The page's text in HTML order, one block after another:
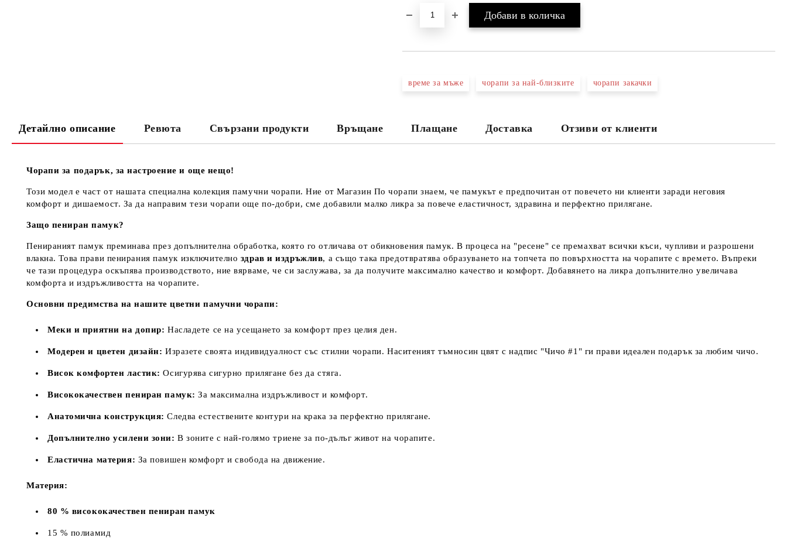
време за мъже чорапи за най-близките чорапи закачки
Детайлно описание Ревюта Свързани продукти Връщане Плащане Доставка Отзиви от клиенти
Чорапи за подарък, за настроение и още нещо!
Този модел е част от нашата специална колекция памучни чорапи. Ние от Магазин По чорапи знаем, че памукът е предпочитан от повечето ни клиенти заради неговия
комфорт и дишаемост. За да направим тези чорапи още по-добри, сме добавили малко ликра за повече еластичност, здравина и перфектно прилягане.
Защо пениран памук?
Пенираният памук преминава през допълнителна обработка, която го отличава от обикновения памук. В процеса на "ресене" се премахват всички къси, чупливи и разрошени
влакна. Това прави пенирания памук изключително здрав и издръжлив, а също така предотвратява образуването на топчета по повърхността на чорапите с времето. Въпреки
че тази процедура оскъпява производството, ние вярваме, че си заслужава, за да получите максимално качество и комфорт. Добавянето на ликра допълнително увеличава
комфорта и издръжливостта на чорапите.
Основни предимства на нашите цветни памучни чорапи:
Меки и приятни на допир: Насладете се на усещането за комфорт през целия ден.
Модерен и цветен дизайн: Изразете своята индивидуалност със стилни чорапи. Наситеният тъмносин цвят с надпис "Чичо #1" ги прави идеален подарък за любим чичо.
Висок комфортен ластик: Осигурява сигурно прилягане без да стяга.
Висококачествен пениран памук: За максимална издръжливост и комфорт.
Анатомична конструкция: Следва естествените контури на крака за перфектно прилягане.
Допълнително усилени зони: В зоните с най-голямо триене за по-дълъг живот на чорапите.
Еластична материя: За повишен комфорт и свобода на движение.
Материя:
80 % висококачествен пениран памук
15 % полиамид